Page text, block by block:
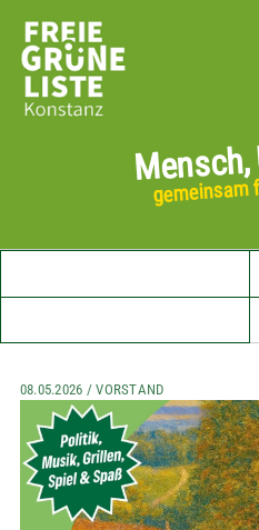
gemeinsam
08.05.2026 / VORSTAND